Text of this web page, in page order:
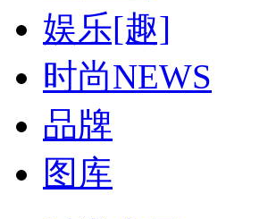
娱乐[趣]
时尚NEWS
品牌
图库